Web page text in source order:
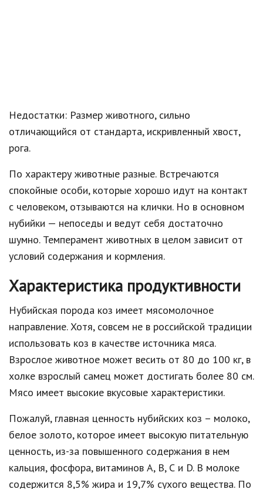
Недостатки: Размер животного, сильно
отличающийся от стандарта, искривленный хвост,
рога.
По характеру животные разные. Встречаются
спокойные особи, которые хорошо идут на контакт
с человеком, отзываются на клички. Но в основном
нубийки — непоседы и ведут себя достаточно
шумно. Темперамент животных в целом зависит от
условий содержания и кормления.
Характеристика продуктивности
Нубийская порода коз имеет мясомолочное
направление. Хотя, совсем не в российской традиции
использовать коз в качестве источника мяса.
Взрослое животное может весить от 80 до 100 кг, в
холке взрослый самец может достигать более 80 см.
Мясо имеет высокие вкусовые характеристики.
Пожалуй, главная ценность нубийских коз – молоко,
белое золото, которое имеет высокую питательную
ценность, из-за повышенного содержания в нем
кальция, фосфора, витаминов А, В, С и D. В молоке
содержится 8,5% жира и 19,7% сухого вещества. По